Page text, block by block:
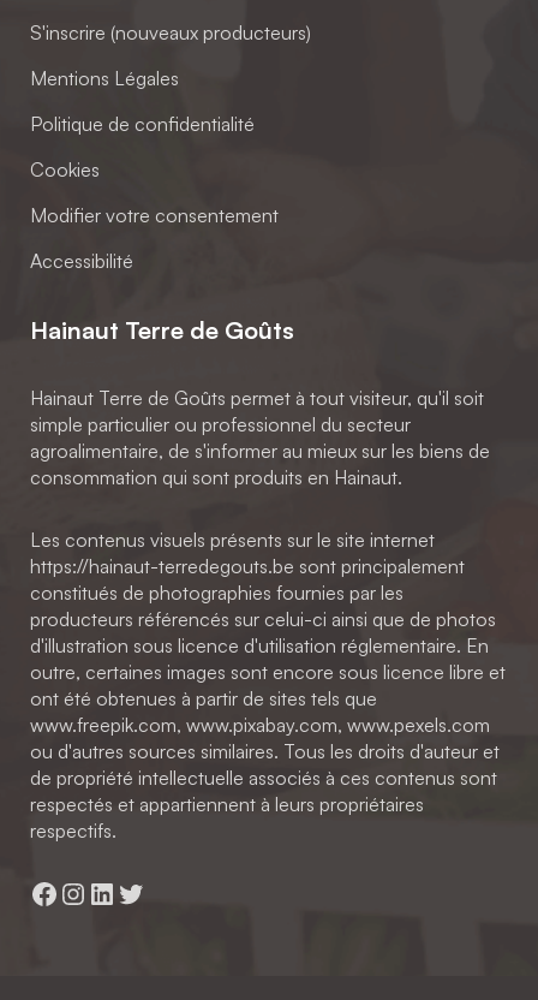
S'inscrire (nouveaux producteurs)
Mentions Légales
Politique de confidentialité
Cookies
Modifier votre consentement
Accessibilité
Hainaut Terre de Goûts
Hainaut Terre de Goûts permet à tout visiteur, qu'il soit
simple particulier ou professionnel du secteur
agroalimentaire, de s'informer au mieux sur les biens de
consommation qui sont produits en Hainaut.
Les contenus visuels présents sur le site internet
https://hainaut-terredegouts.be sont principalement
constitués de photographies fournies par les
producteurs référencés sur celui-ci ainsi que de photos
d'illustration sous licence d'utilisation réglementaire. En
outre, certaines images sont encore sous licence libre et
ont été obtenues à partir de sites tels que
www.freepik.com, www.pixabay.com, www.pexels.com
ou d'autres sources similaires. Tous les droits d'auteur et
de propriété intellectuelle associés à ces contenus sont
respectés et appartiennent à leurs propriétaires
respectifs.
Facebook
Instagram
LinkedIn
Twitter